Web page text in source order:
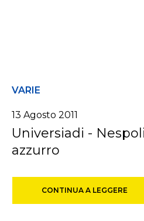
VARIE
13 Agosto 2011
Universiadi -
azzurro
CONTINUA A LEGGERE